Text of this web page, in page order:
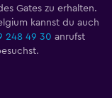
Gates zu erhalten.
kannst du auch
248 49 30 anrufst